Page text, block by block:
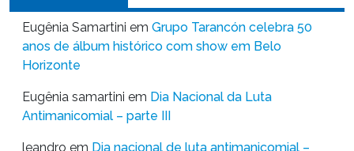
Eugênia Samartini em Grupo Tarancón celebra 50
anos de álbum histórico com show em Belo
Horizonte
Eugênia samartini em Dia Nacional da Luta
Antimanicomial – parte III
leandro em Dia nacional de luta antimanicomial –